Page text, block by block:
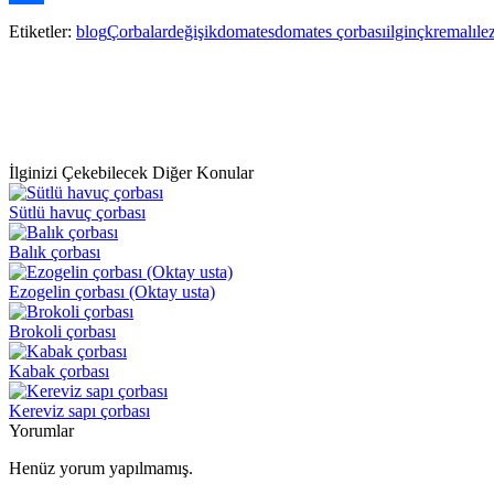
Paylaş
Etiketler: blogÇorbalardeğişikdomatesdomates çorbasıilginçkremalı
İlginizi Çekebilecek Diğer Konular
Sütlü havuç çorbası
Balık çorbası
Ezogelin çorbası (Oktay usta)
Brokoli çorbası
Kabak çorbası
Kereviz sapı çorbası
Yorumlar
Henüz yorum yapılmamış.